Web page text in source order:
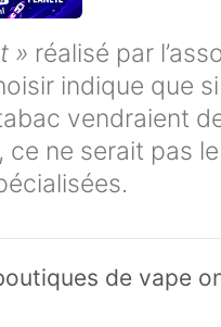
» réalisé par
indique que
vendraient
ce ne serait pas
de vape